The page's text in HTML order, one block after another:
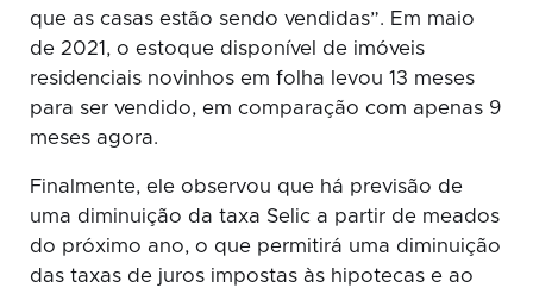
que as casas estão sendo vendidas”. Em maio
de 2021, o estoque disponível de imóveis
residenciais novinhos em folha levou 13 meses
para ser vendido, em comparação com apenas 9
meses agora.
Finalmente, ele observou que há previsão de
uma diminuição da taxa Selic a partir de meados
do próximo ano, o que permitirá uma diminuição
das taxas de juros impostas às hipotecas e ao